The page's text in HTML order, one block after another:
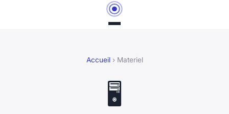
Accueil› Materiel
🖥️